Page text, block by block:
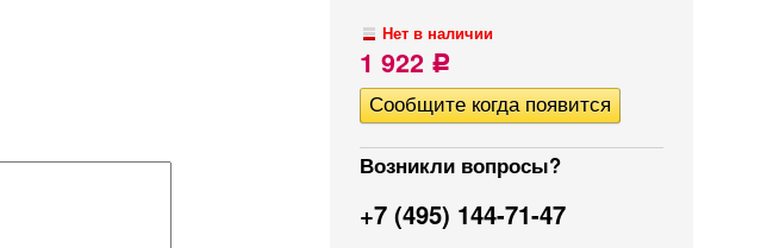
Нет в наличии
1 922 Р
Возникли вопросы?
+7 (495) 144-71-47